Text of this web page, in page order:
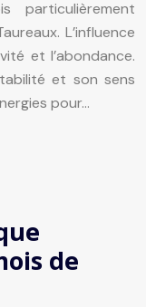
particulièrement
L’influence
et l’abondance.
et son sens
pour…
de